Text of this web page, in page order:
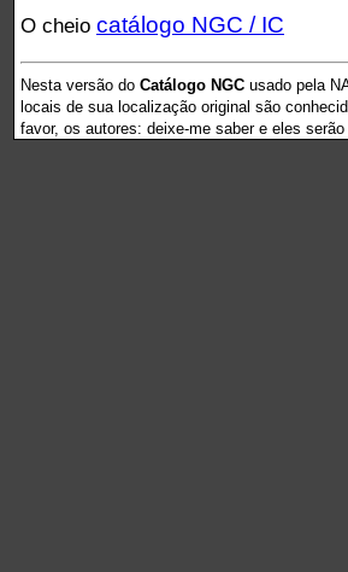
O cheio catálogo NGC / IC
Nesta versão do Catálogo NGC usado pela
locais de sua localização original são
favor, os autores: deixe-me saber e eles serão